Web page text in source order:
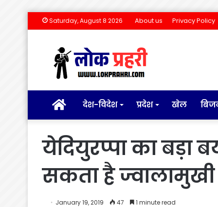
Saturday, August 8 2026 About us Privacy Policy
होम देश-विदेश प्रदेश खेल
येदियुरप्पा का
सकता है ज्वालामुखी
January 19, 2019 47 1 minute read